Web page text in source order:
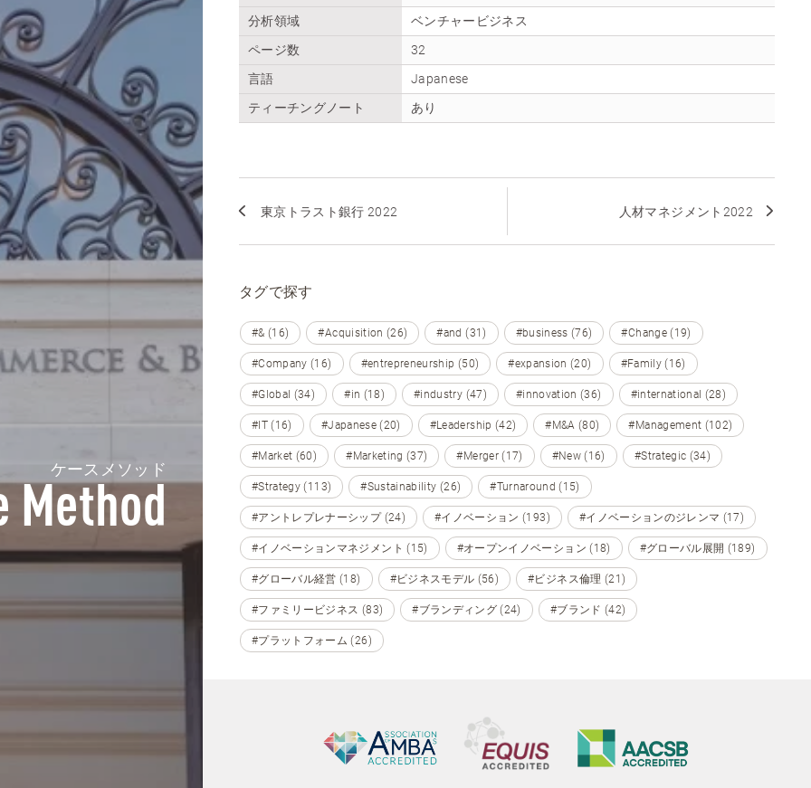
ケースメソッド
Method
分析領域
ベンチャービジネス
ページ数
32
言語
Japanese
ティーチングノート
あり
東京トラスト銀行 2022 人材マネジメント2022
タグで探す
#& (16) #Acquisition (26) #and (31) #business (76) #Change (19)
#Company (16) #entrepreneurship (50) #expansion (20) #Family (16)
#Global (34) #in (18) #industry (47) #innovation (36) #international (28)
#IT (16) #Japanese (20) #Leadership (42) #M&A (80) #Management (102)
#Market (60) #Marketing (37) #Merger (17) #New (16) #Strategic (34)
#Strategy (113) #Sustainability (26) #Turnaround (15)
#アントレプレナーシップ (24) #イノベーション (193) #イノベーションのジレンマ (17)
#イノベーションマネジメント (15) #オープンイノベーション (18) #グローバル展開 (189)
#グローバル経営 (18) #ビジネスモデル (56) #ビジネス倫理 (21)
#ファミリービジネス (83) #ブランディング (24) #ブランド (42)
#プラットフォーム (26)